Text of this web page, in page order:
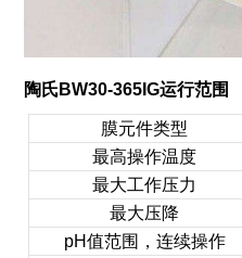
陶氏BW30-365IG运行范围
膜元件类型
最高操作温度
最大工作压力
最大压降
pH值范围，连续操作